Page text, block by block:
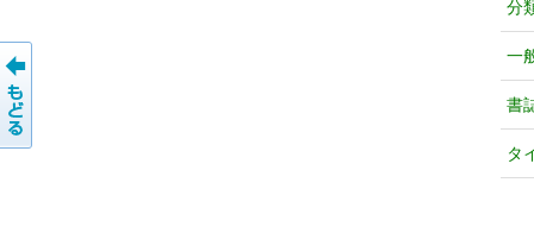
分
一
書
タ